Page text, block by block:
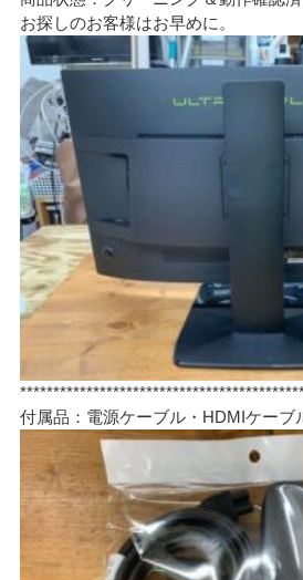
お探しのお客様はお早めに。
付属品：電源ケーブル・HDMIケーブ